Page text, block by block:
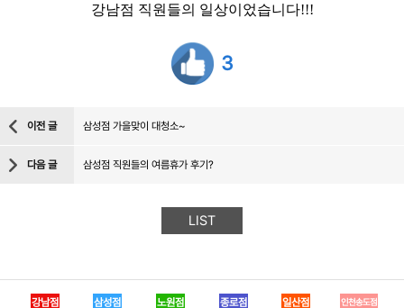
강남점 직원들의 일상이었습니다!!!
3
이전 글 삼성점 가을맞이 대청소~
다음 글 삼성점 직원들의 여름휴가 후기?
LIST
강남점 삼성점 노원점 종로점 일산점 인천송도점